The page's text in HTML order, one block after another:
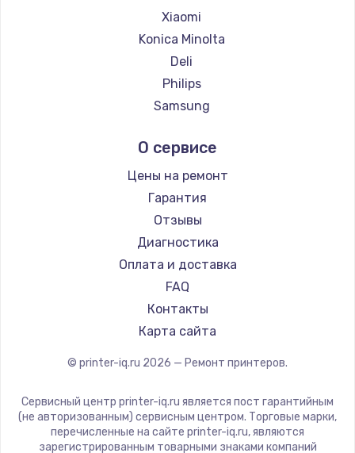
Заказать
Замена температурного датчика
2500 руб.
Замена электроконфорки
1300 руб.
Заказать
Техобслуживание
900 руб.
Заказать
Установка / подключение / демонтаж
1300 руб.
Прошивка
1400 руб.
Xiaomi
Konica Minolta
Deli
Philips
Samsung
Lexmark
Sharp
TSC
Fujitsu
Godex
О сервисе
Цены на ремонт
Гарантия
Отзывы
Диагностика
Оплата и доставка
FAQ
Контакты
Карта сайта
© printer-iq.ru 2026 — Ремонт принтеров.
Сервисный центр printer-iq.ru является пост гарантийным
(не авторизованным) сервисным центром. Торговые марки,
перечисленные на сайте printer-iq.ru, являются
зарегистрированным товарными знаками компаний